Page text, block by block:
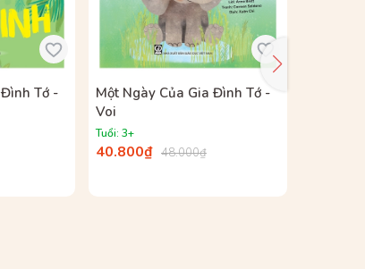
Tớ -
Một Ngày Của Gia Đình Tớ -
Voi
Tuổi: 3+
40.800₫ 48.000₫